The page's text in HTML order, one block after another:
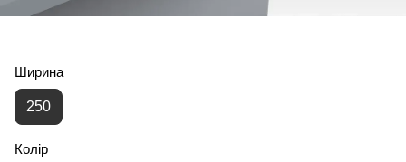
Ширина
250
Колір